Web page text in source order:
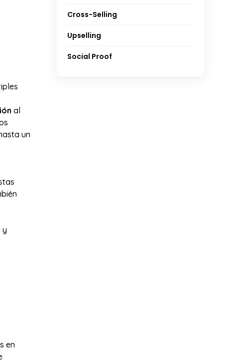
al
un
y
en
Cross-Selling
Upselling
Social Proof